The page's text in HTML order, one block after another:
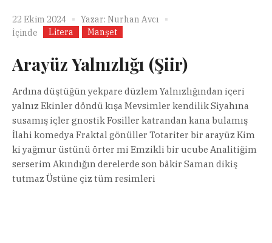
22 Ekim 2024 Yazar: Nurhan Avcı
İçinde
Litera Manşet
Arayüz Yalnızlığı (Şiir)
Ardına düştüğün yekpare düzlem Yalnızlığından içeri
yalnız Ekinler döndü kışa Mevsimler kendilik Siyahına
susamış içler gnostik Fosiller katrandan kana bulamış
İlahi komedya Fraktal gönüller Totariter bir arayüz Kim
ki yağmur üstünü örter mi Emzikli bir ucube Analitiğim
serserim Akındığın derelerde son bâkir Saman dikiş
tutmaz Üstüne çiz tüm resimleri